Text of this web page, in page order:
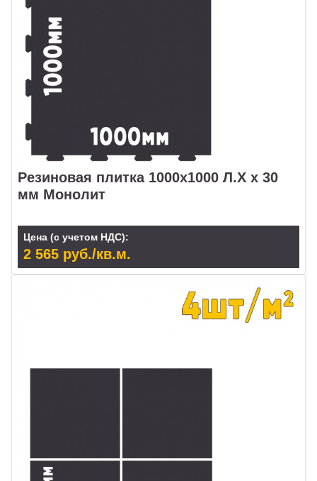
Резиновая плитка 1000х1000 Л.Х х 30
мм Монолит
Цена (с учетом НДС):
2 565 руб./кв.м.